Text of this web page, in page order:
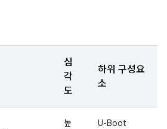
심
각
도
하위 구성요
소
높
U-Boot